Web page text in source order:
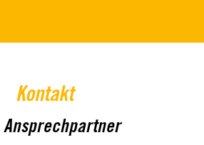
Kontakt
Ansprechpartner